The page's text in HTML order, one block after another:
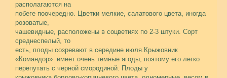
располагаются на
побеге поочередно. Цветки мелкие, салатового цвета, иногда
розоватые,
чашевидные, расположены в соцветиях по 2-3 штуки. Сорт
среднеспелый, то
есть, плоды созревают в середине июля.Крыжовник
«Командор» имеет очень темные ягоды, поэтому его легко
перепутать с черной смородиной. Плоды у